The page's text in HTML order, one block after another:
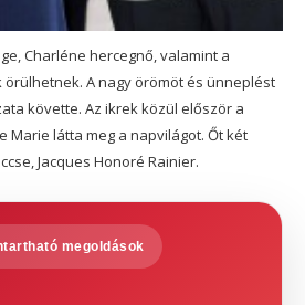
Charléne hercegnő, valamint a
A nagy örömöt és ünneplést
követte. Az ikrek közül először a
Marie látta meg a napvilágot. Őt két
Jacques Honoré Rainier.
megoldások